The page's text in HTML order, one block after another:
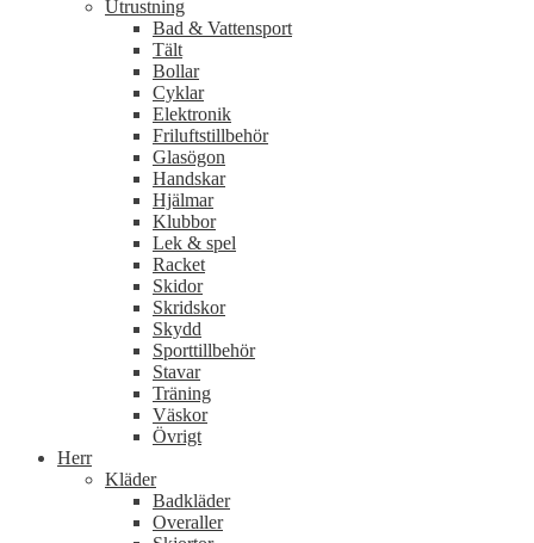
Utrustning
Bad & Vattensport
Tält
Bollar
Cyklar
Elektronik
Friluftstillbehör
Glasögon
Handskar
Hjälmar
Klubbor
Lek & spel
Racket
Skidor
Skridskor
Skydd
Sporttillbehör
Stavar
Träning
Väskor
Övrigt
Herr
Kläder
Badkläder
Overaller